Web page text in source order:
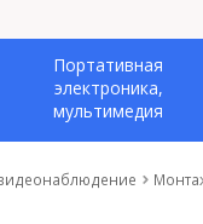
Портативная
электроника,
мультимедия